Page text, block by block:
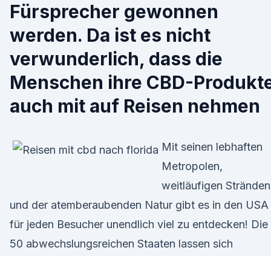
Fürsprecher gewonnen
werden. Da ist es nicht
verwunderlich, dass die
Menschen ihre CBD-
auch mit auf Reisen nehmen
Mit seinen lebhaften
Metropolen,
weitläufigen Stränden
und der atemberaubenden Natur gibt es in den USA
für jeden Besucher unendlich viel zu entdecken! Die
50 abwechslungsreichen Staaten lassen sich